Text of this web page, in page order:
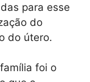
para esse
do
do útero.
foi o